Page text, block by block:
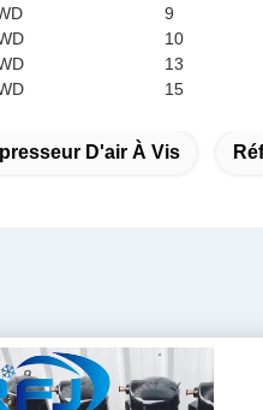
9
10
13
15
D'air À Vis